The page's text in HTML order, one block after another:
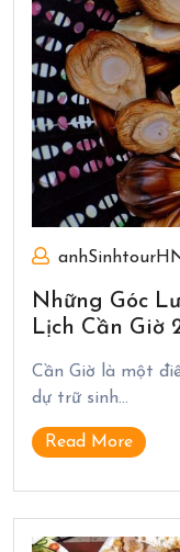
Những Góc
Lịch Cần Giờ
Cần Giờ là một
dự trữ sinh…
Read More